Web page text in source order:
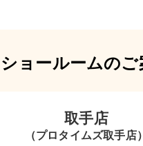
ショールームのご
取手店
（プロタイムズ取手店）